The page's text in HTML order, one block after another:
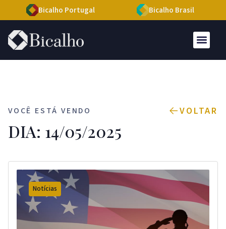
Bicalho Portugal Bicalho Brasil
VOCÊ ESTÁ VENDO VOLTAR
DIA: 14/05/2025
Notícias